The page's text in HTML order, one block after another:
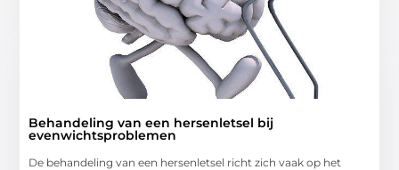
Behandeling van een hersenletsel bij
evenwichtsproblemen
De behandeling van een hersenletsel richt zich vaak op het